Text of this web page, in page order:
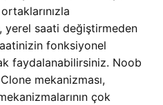
yerel saati değiştirmeden
fonksiyonel
faydalanabilirsiniz. Noob
mekanizması,
çok